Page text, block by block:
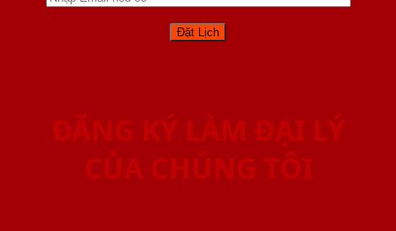
ĐĂNG KÝ LÀM ĐẠI LÝ
CỦA CHÚNG TÔI